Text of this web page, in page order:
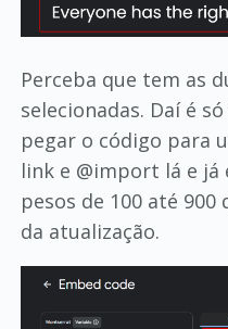
Perceba que tem as
selecionadas. Daí é
pegar o código para
link e @import lá e já
pesos de 100 até
da atualização.